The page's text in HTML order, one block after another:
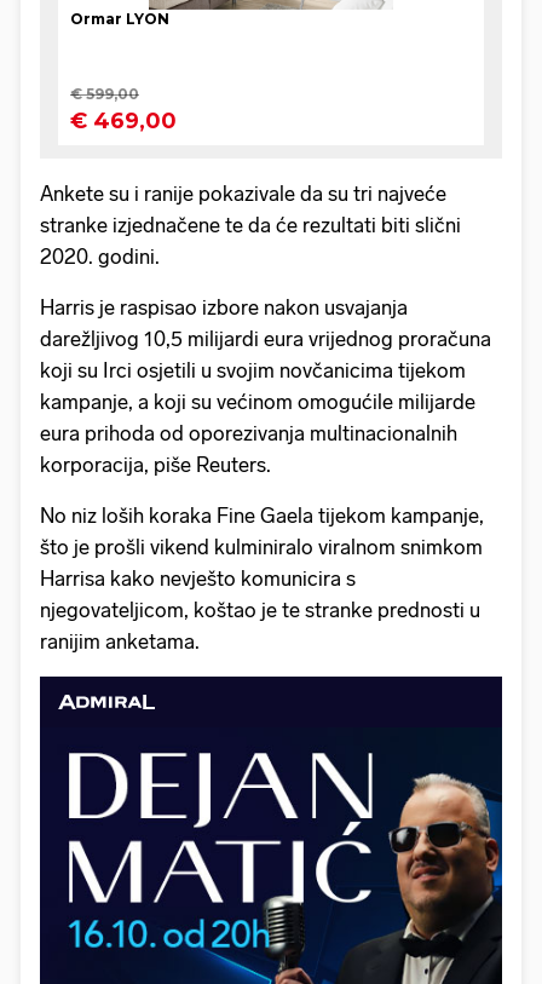
Ankete su i ranije pokazivale da su tri najveće
stranke izjednačene te da će rezultati biti slični
2020. godini.
Harris je raspisao izbore nakon usvajanja
darežljivog 10,5 milijardi eura vrijednog proračuna
koji su Irci osjetili u svojim novčanicima tijekom
kampanje, a koji su većinom omogućile milijarde
eura prihoda od oporezivanja multinacionalnih
korporacija, piše Reuters.
No niz loših koraka Fine Gaela tijekom kampanje,
što je prošli vikend kulminiralo viralnom snimkom
Harrisa kako nevješto komunicira s
njegovateljicom, koštao je te stranke prednosti u
ranijim anketama.